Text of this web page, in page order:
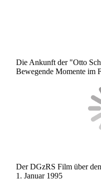
Die Ankunft der "Otto
Bewegende Momente im
Der DGzRS Film über
1. Januar 1995